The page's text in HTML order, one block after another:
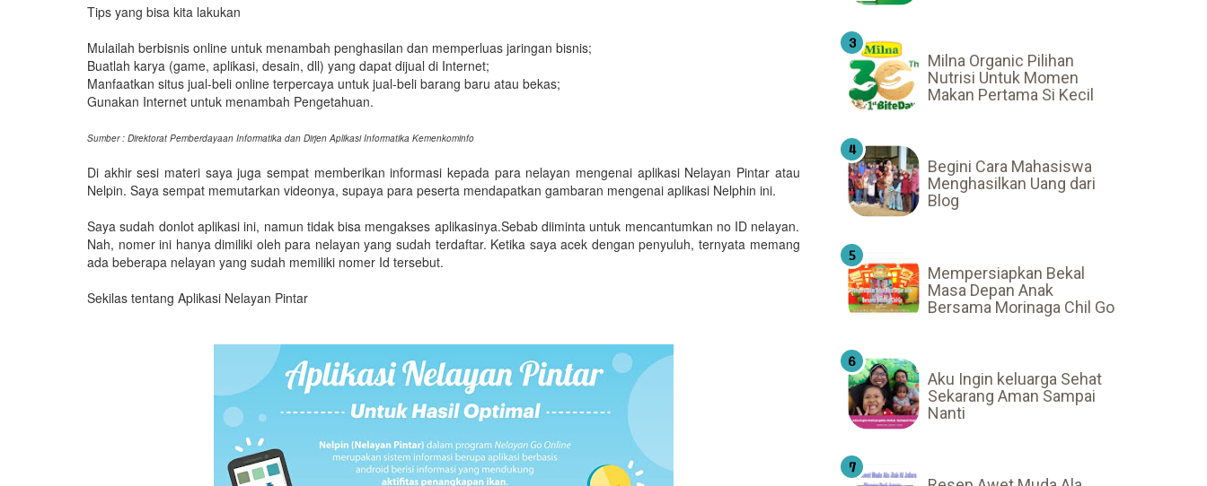
Tips yang bisa kita lakukan
Mulailah berbisnis online untuk menambah penghasilan dan memperluas jaringan bisnis;
Buatlah karya (game, aplikasi, desain, dll) yang dapat dijual di Internet;
Manfaatkan situs jual-beli online terpercaya untuk jual-beli barang baru atau bekas;
Gunakan Internet untuk menambah Pengetahuan.
Sumber : Direktorat Pemberdayaan Informatika dan Dirjen Aplikasi Informatika Kemenkominfo
Di akhir sesi materi saya juga sempat memberikan informasi kepada para nelayan mengenai aplikasi Nelayan Pintar atau
Nelpin. Saya sempat memutarkan videonya, supaya para peserta mendapatkan gambaran mengenai aplikasi Nelphin ini.
Saya sudah donlot aplikasi ini, namun tidak bisa mengakses aplikasinya.Sebab diiminta untuk mencantumkan no ID nelayan.
Nah, nomer ini hanya dimiliki oleh para nelayan yang sudah terdaftar. Ketika saya acek dengan penyuluh, ternyata memang
ada beberapa nelayan yang sudah memiliki nomer Id tersebut.
Sekilas tentang Aplikasi Nelayan Pintar
Milna Organic Pilihan
Nutrisi Untuk Momen
Makan Pertama Si Kecil
Begini Cara Mahasiswa
Menghasilkan Uang dari
Blog
Mempersiapkan Bekal
Masa Depan Anak
Bersama Morinaga Chil Go
Aku Ingin keluarga Sehat
Sekarang Aman Sampai
Nanti